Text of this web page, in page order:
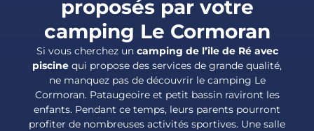
proposés par votre
camping Le Cormoran
Si vous cherchez un camping de l’île de Ré avec
piscine qui propose des services de grande qualité,
ne manquez pas de découvrir le camping Le
Cormoran. Pataugeoire et petit bassin raviront les
enfants. Pendant ce temps, leurs parents pourront
profiter de nombreuses activités sportives. Une salle